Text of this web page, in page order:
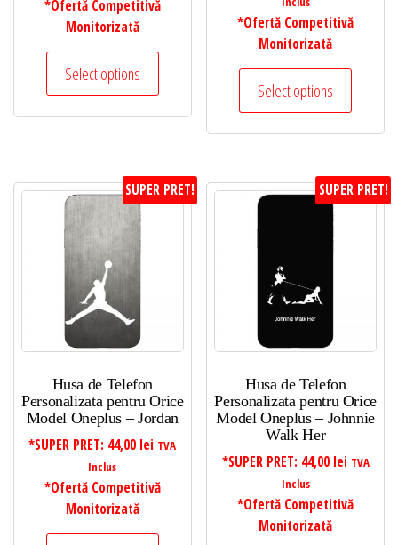
*Ofertă Competitivă
Monitorizată
Select options
*Ofertă Competitivă
Monitorizată
Select options
SUPER PRET!
Husa de Telefon
Personalizata pentru Orice
Model Oneplus – Jordan
*SUPER PRET: 44,00 lei TVA
Inclus
*Ofertă Competitivă
Monitorizată
SUPER PRET!
Husa de Telefon
Personalizata pentru Orice
Model Oneplus – Johnnie
Walk Her
*SUPER PRET: 44,00 lei TVA
Inclus
*Ofertă Competitivă
Monitorizată